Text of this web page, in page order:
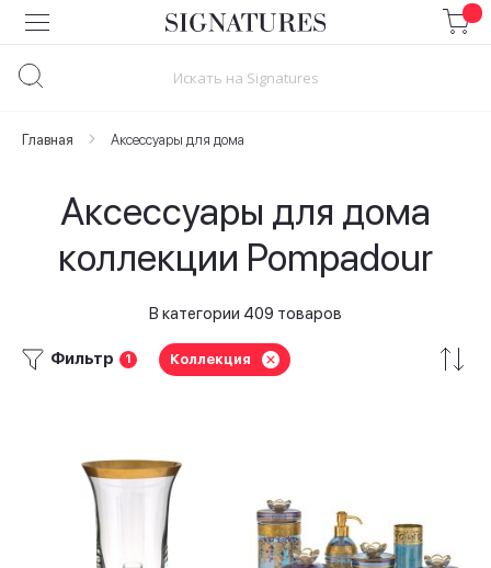
Skip
to
Главная Аксессуары для дома
Аксессуары для дома
коллекции Pompadour
В категории 409 товаров
Фильтр 1 Коллекция